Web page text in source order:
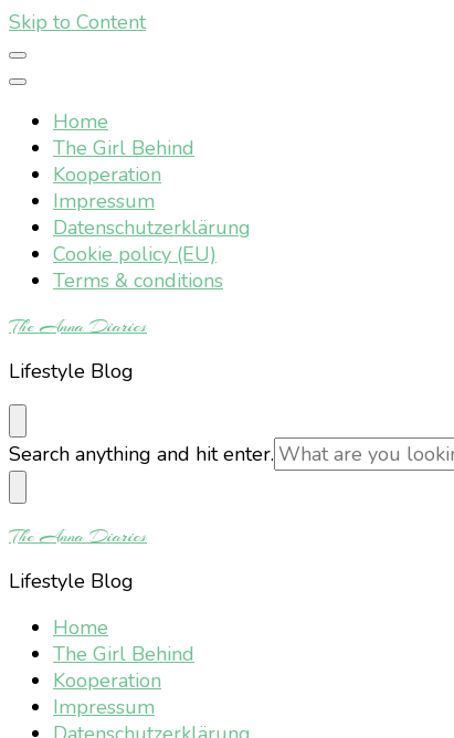
Skip to Content
Home
The Girl Behind
Kooperation
Impressum
Datenschutzerklärung
Cookie policy (EU)
Terms & conditions
The Anna Diaries
Lifestyle Blog
Looking
for
Something?
Search anything and hit enter.
The Anna Diaries
Lifestyle Blog
Home
The Girl Behind
Kooperation
Impressum